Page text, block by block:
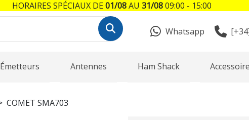
Whatsapp
Émetteurs Antennes Ham Shack
COMET SMA703
HORAIRES SPÉCIAUX DE01/08AU 31/0809:00 - 15:00